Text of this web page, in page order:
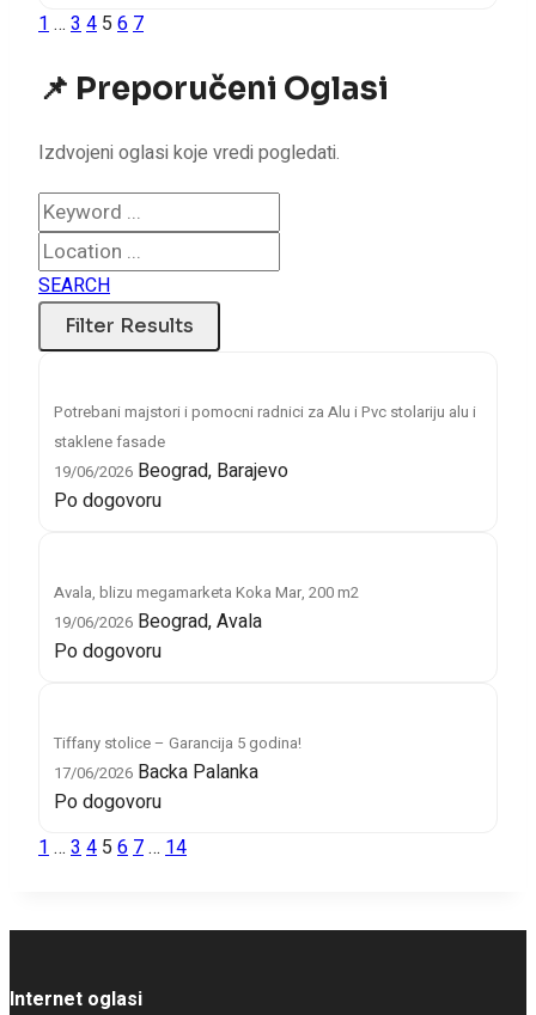
1… 34 5 67
📌 Preporučeni Oglasi
Izdvojeni oglasi koje vredi pogledati.
SEARCH
Potrebani majstori i pomocni radnici za Alu i Pvc stolariju alu i
staklene fasade
19/06/2026 Beograd, Barajevo
Po dogovoru
Avala, blizu megamarketa Koka Mar, 200 m2
19/06/2026 Beograd, Avala
Po dogovoru
Tiffany stolice – Garancija 5 godina!
17/06/2026 Backa Palanka
Po dogovoru
1 … 3 4 5 6 7… 14
Internet oglasi